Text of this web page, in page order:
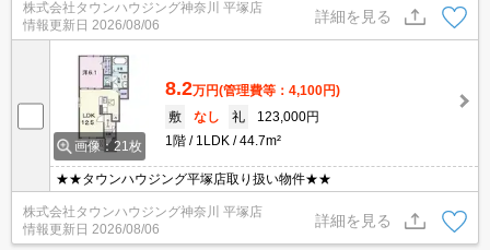
株式会社タウンハウジング神奈川 平塚店
情報更新日 2026/08/06
詳細を見る
画像：21枚
8.2万円(管理費等：4,100円)
敷
なし 礼
123,000円
1階
1LDK 44.7m²
★★タウンハウジング平塚店取り扱い物件★★
株式会社タウンハウジング神奈川 平塚店
情報更新日 2026/08/06
詳細を見る